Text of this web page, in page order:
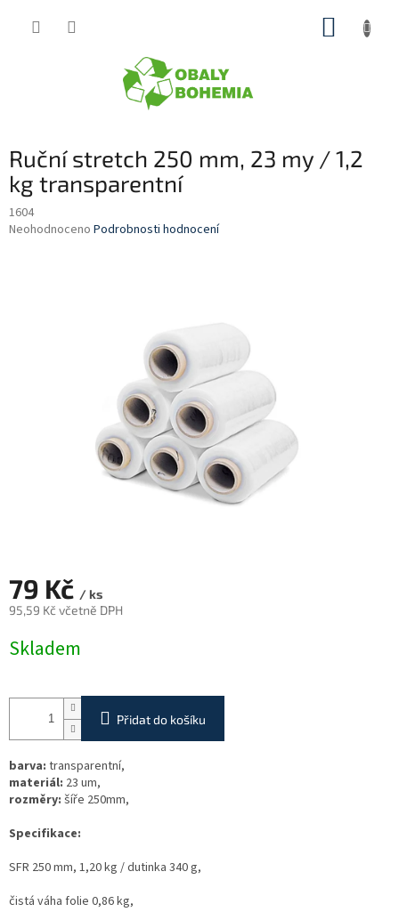
Ruční stretch 250 mm, 23 my / 1,2
kg transparentní
1604
Průměrné
Neohodnoceno Podrobnosti hodnocení
79 Kč / ks
95,59 Kč včetně DPH
cena:
Skladem
Přidat do košíku
barva: transparentní,
materiál: 23 um,
rozměry: šíře 250mm,
Specifikace:
SFR 250 mm, 1,20 kg / dutinka 340 g,
čistá váha folie 0,86 kg,